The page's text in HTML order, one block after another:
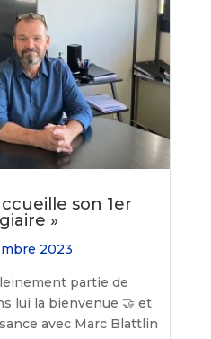
son 1er
»
2023
partie de
lui la bienvenue 🤝 et
avec Marc Blattlin